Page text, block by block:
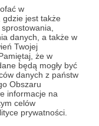
w
gdzie jest także
danych, a także w
Twojej
że w
będą mogły być
danych z państw
Obszaru
informacje na
celów
prywatności.
i nie tylko.
podróży!